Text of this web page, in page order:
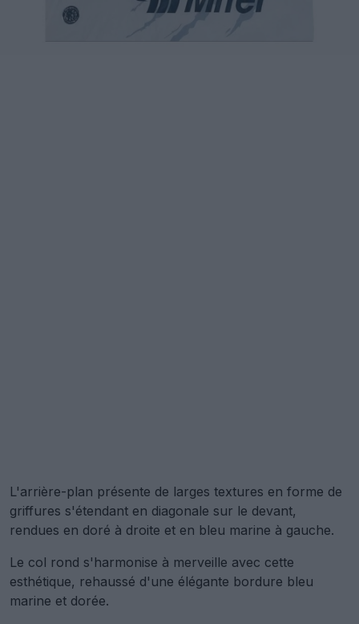
L'arrière-plan présente de larges textures en forme de
griffures s'étendant en diagonale sur le devant,
rendues en doré à droite et en bleu marine à gauche.
Le col rond s'harmonise à merveille avec cette
esthétique, rehaussé d'une élégante bordure bleu
marine et dorée.